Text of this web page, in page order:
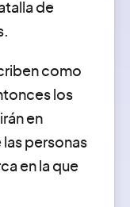
de
como
los
en
las personas
en la que